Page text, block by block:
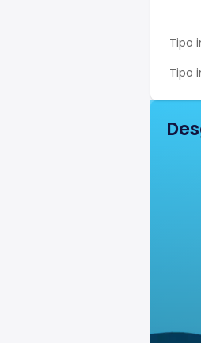
Tipo
Tipo